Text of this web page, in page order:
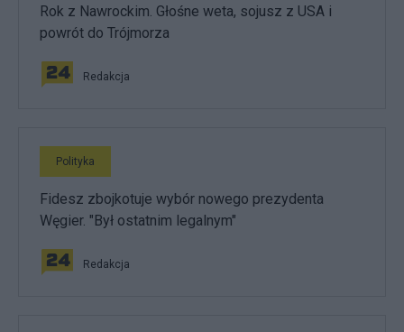
Rok z Nawrockim. Głośne weta, sojusz z USA i
powrót do Trójmorza
Redakcja
Polityka
Fidesz zbojkotuje wybór nowego prezydenta
Węgier. "Był ostatnim legalnym"
Redakcja